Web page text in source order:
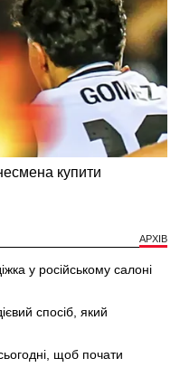
АРХІВ
у російському салоні
спосіб, який
щоб почати